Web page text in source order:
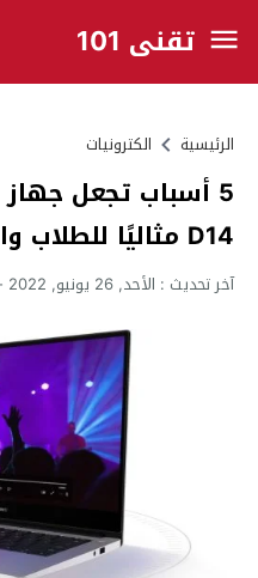
تقني 101
الرئيسية الكترونيات
D14 مثاليًا للطلاب والمكاتب
آخر تحديث : الأحد, 26 يونيو, 2022 - 12:51 صباحًا